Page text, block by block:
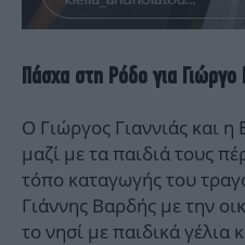
Πάσχα στη Ρόδο για Γιώργο
Ο Γιώργος Γιαννιάς και η
μαζί με τα παιδιά τους
τόπο καταγωγής του
Γιάννης Βαρδής με την
το νησί με παιδικά γέλια